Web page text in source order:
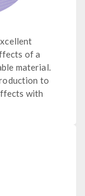
of a
material.
to
with